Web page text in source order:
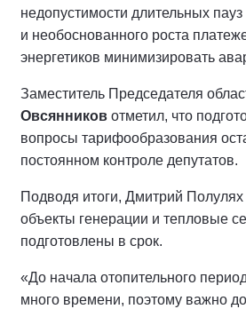
недопустимости длительных
и необоснованного роста
энергетиков минимизировать
Заместитель Председателя
Овсянников отметил, что
вопросы тарифообразования
постоянном контроле депутатов.
Подводя итоги, Дмитрий Полулях
объекты генерации и тепловые
подготовлены в срок.
«До начала отопительного
много времени, поэтому важно